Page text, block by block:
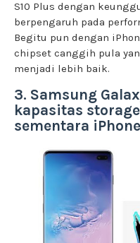
S10 Plus dengan
berpengaruh pada
Begitu pun dengan
chipset canggih pula
menjadi lebih baik.
3. Samsung
kapasitas
sementara iPhone